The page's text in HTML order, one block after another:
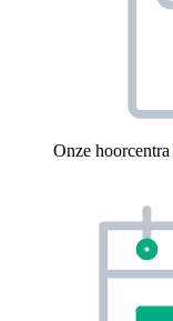
Onze hoorcentra